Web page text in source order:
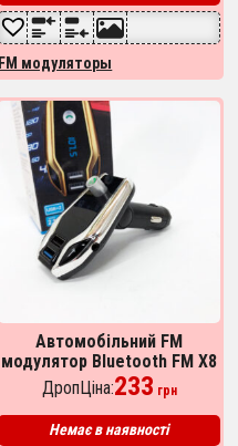
FM модуляторы
Автомобільний FM
модулятор Bluetooth FM X8
plus, FM модулятор з
флешкою ​​від прикурювача
ДропЦіна:233 грн
Немає в наявності